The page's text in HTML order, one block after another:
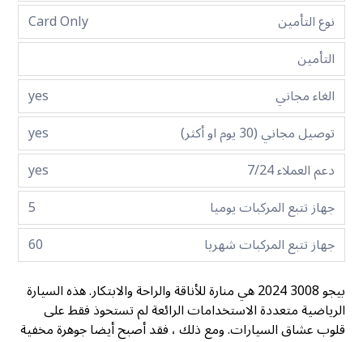
نوع التأمين
Card Only
التأمين
الغاء مجاني
yes
توصيل مجاني (30 يوم او أكثر)
yes
دعم العملاء 7/24
yes
جهاز تتبع المركبات يوميا
5
جهاز تتبع المركبات شهريا
60
بيجو 3008 2024 هي منارة للأناقة والراحة والابتكار. هذه السيارة
الرياضية متعددة الاستخدامات الرائعة لم تستحوذ فقط على
قلوب عشاق السيارات. ومع ذلك ، فقد أصبح أيضا جوهرة مخفية